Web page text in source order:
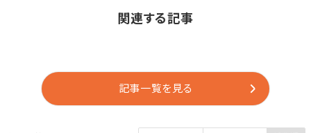
関連する記事
記事一覧を見る